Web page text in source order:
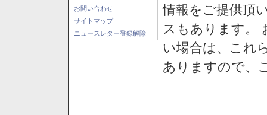
お問い合わせ
サイトマップ
ニュースレター登録解除
情報をご提供頂
スもあります。
い場合は、これ
ありますので、